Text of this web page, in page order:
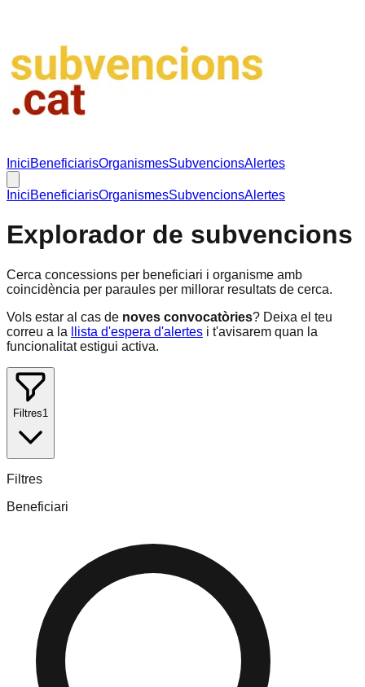
IniciBeneficiarisOrganismesSubvencionsAlertes
IniciBeneficiarisOrganismesSubvencionsAlertes
Explorador de subvencions
Cerca concessions per beneficiari i organisme amb
coincidència per paraules per millorar resultats de cerca.
Vols estar al cas de noves convocatòries? Deixa el teu
correu a la
llista d'espera d'alertes i t'avisarem quan la
funcionalitat estigui activa.
Filtres1
Filtres
Beneficiari